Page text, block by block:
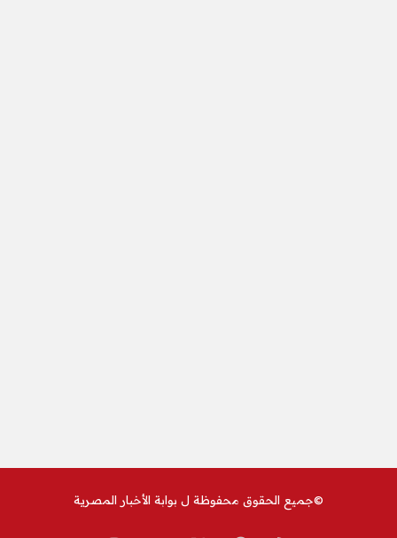
©جميع الحقوق محفوظة ل بوابة الأخبار المصرية